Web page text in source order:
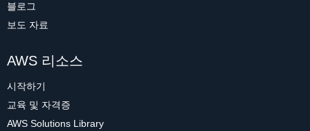
블로그
보도 자료
AWS 리소스
시작하기
교육 및 자격증
AWS Solutions Library